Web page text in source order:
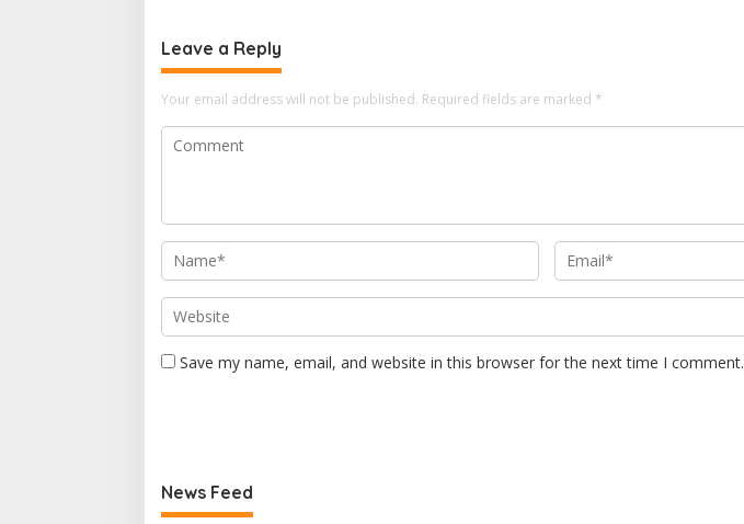
Leave a Reply
Your email address will not be published. Required fields are marked *
Save my name, email, and website in this browser for the next time I comment.
News Feed